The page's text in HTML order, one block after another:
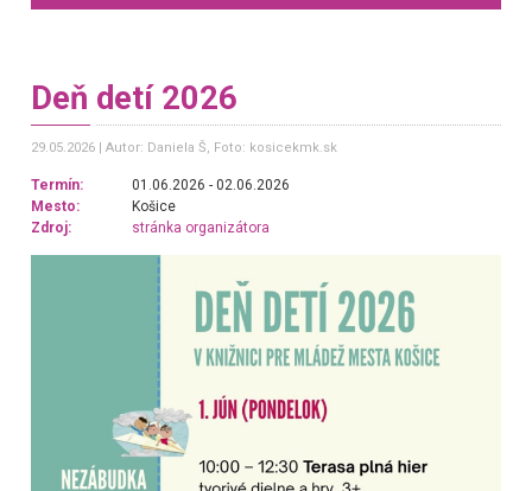
Deň detí 2026
29.05.2026 Autor: Daniela Š, Foto: kosicekmk.sk
Termín:
01.06.2026 - 02.06.2026
Mesto:
Košice
Zdroj:
stránka organizátora